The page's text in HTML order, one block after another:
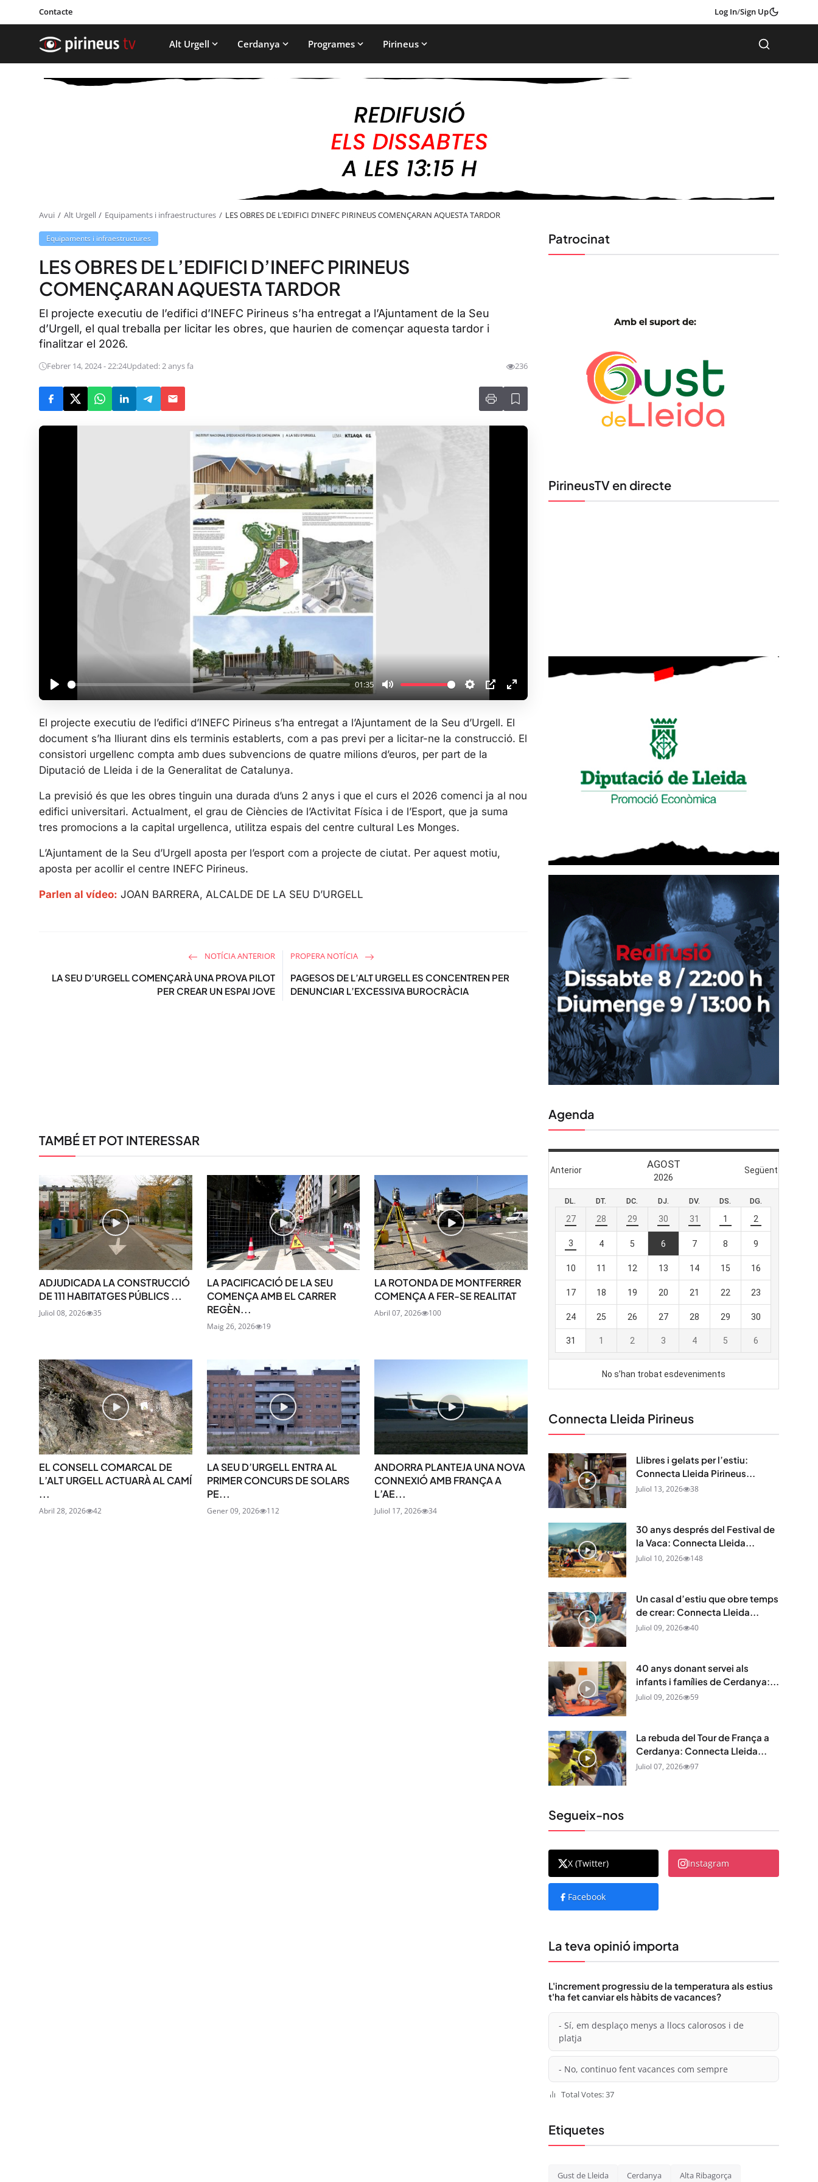
Contacte Log In/Sign Up
Alt Urgell Cerdanya Programes Pirineus
Avui Alt Urgell Equipaments i infraestructures LES OBRES DE L’EDIFICI D’INEFC PIRINEUS COMENÇARAN AQUESTA TARDOR
Equipaments i infraestructures
LES OBRES DE L’EDIFICI D’INEFC PIRINEUS
COMENÇARAN AQUESTA TARDOR
El projecte executiu de l’edifici d’INEFC Pirineus s’ha entregat a l’Ajuntament de la Seu
d’Urgell, el qual treballa per licitar les obres, que haurien de començar aquesta tardor i
finalitzar el 2026.
Febrer 14, 2024 - 22:24Updated: 2 anys fa 236
P
a
y
01:35
M
t
e
S
t
t
i
P
P
E
t
e
P
a
El projecte executiu de l’edifici d’INEFC Pirineus s’ha entregat a l’Ajuntament de la Seu d’Urgell. El
document s’ha lliurant dins els terminis establerts, com a pas previ per a licitar-ne la construcció. El
consistori urgellenc compta amb dues subvencions de quatre milions d’euros, per part de la
Diputació de Lleida i de la Generalitat de Catalunya.
La previsió és que les obres tinguin una durada d’uns 2 anys i que el curs el 2026 comenci ja al nou
edifici universitari. Actualment, el grau de Ciències de l’Activitat Física i de l’Esport, que ja suma
tres promocions a la capital urgellenca, utilitza espais del centre cultural Les Monges.
L’Ajuntament de la Seu d’Urgell aposta per l’esport com a projecte de ciutat. Per aquest motiu,
aposta per acollir el centre INEFC Pirineus.
Parlen al vídeo: JOAN BARRERA, ALCALDE DE LA SEU D’URGELL
NOTÍCIA ANTERIOR
LA SEU D’URGELL COMENÇARÀ UNA PROVA PILOT
PER CREAR UN ESPAI JOVE
PROPERA NOTÍCIA
PAGESOS DE L’ALT URGELL ES CONCENTREN PER
DENUNCIAR L’EXCESSIVA BUROCRÀCIA
TAMBÉ ET POT INTERESSAR
ADJUDICADA LA CONSTRUCCIÓ
DE 111 HABITATGES PÚBLICS ...
Juliol 08, 2026 35
LA PACIFICACIÓ DE LA SEU
COMENÇA AMB EL CARRER
REGÈN...
Maig 26, 2026 19
LA ROTONDA DE MONTFERRER
COMENÇA A FER-SE REALITAT
Abril 07, 2026 100
EL CONSELL COMARCAL DE
L’ALT URGELL ACTUARÀ AL CAMÍ
...
Abril 28, 2026 42
LA SEU D’URGELL ENTRA AL
PRIMER CONCURS DE SOLARS
PE...
Gener 09, 2026 112
ANDORRA PLANTEJA UNA NOVA
CONNEXIÓ AMB FRANÇA A
L’AE...
Juliol 17, 2026 34
Patrocinat
PirineusTV en directe
Agenda
Connecta Lleida Pirineus
Llibres i gelats per l’estiu:
Connecta Lleida Pirineus...
Juliol 13, 2026 38
30 anys després del Festival de
la Vaca: Connecta Lleida...
Juliol 10, 2026 148
Un casal d’estiu que obre temps
de crear: Connecta Lleida...
Juliol 09, 2026 40
40 anys donant servei als
infants i famílies de Cerdanya:...
Juliol 09, 2026 59
La rebuda del Tour de França a
Cerdanya: Connecta Lleida...
Juliol 07, 2026 97
Segueix-nos
X (Twitter) Instagram
Facebook
La teva opinió importa
L'increment progressiu de la temperatura als estius
t'ha fet canviar els hàbits de vacances?
- Sí, em desplaço menys a llocs calorosos i de
platja
- No, continuo fent vacances com sempre
Total Votes: 37
Etiquetes
Gust de Lleida Cerdanya Alta Ribagorça
STAY UPDATED
Uneix-te al nostre butlletí
Tota l’actualitat, seleccionada i enviada
directament al teu correu. Subscriu-te al nostre
butlletí i segueix la informació que importa.
SUBSCRIU-TE